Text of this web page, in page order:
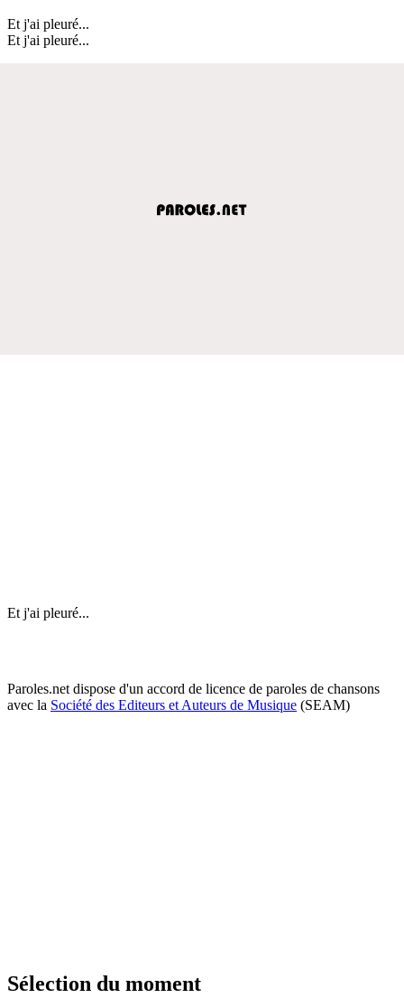
Et j'ai pleuré...
Et j'ai pleuré...
Et j'ai pleuré...
Paroles.net dispose d'un accord de licence de paroles de chansons
avec la Société des Editeurs et Auteurs de Musique (SEAM)
Sélection du moment